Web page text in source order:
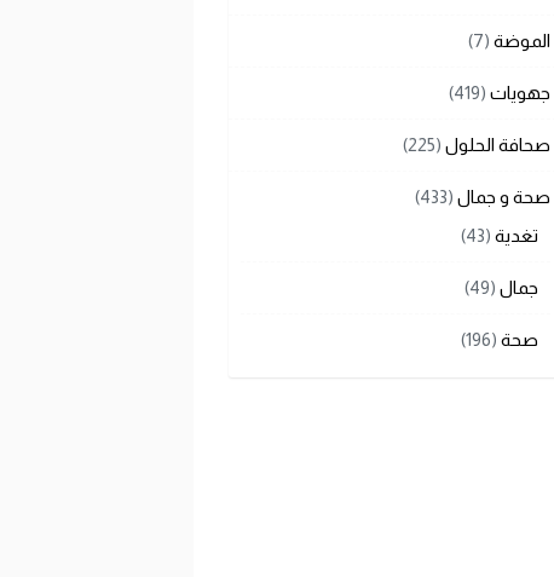
الموضة (7)
جهويات (419)
صحافة الحلول (225)
صحة و جمال (433)
تغدية (43)
جمال (49)
صحة (196)